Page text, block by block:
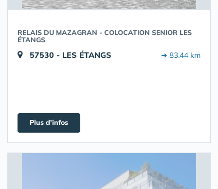
RELAIS DU MAZAGRAN - COLOCATION SENIOR LES
ÉTANGS
57530 - LES ÉTANGS ➔ 83.44 km
Plus d'infos